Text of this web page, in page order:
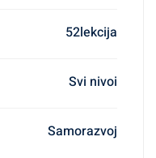
52lekcija
Svi nivoi
Samorazvoj